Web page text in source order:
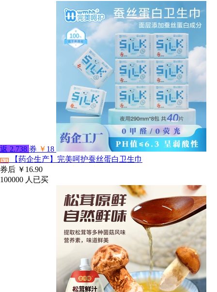
返 2.738 券 ￥ 18
淘宝
【药企生产】完美呵护蚕丝蛋白卫生巾
券后 ￥16.90
100000 人已买